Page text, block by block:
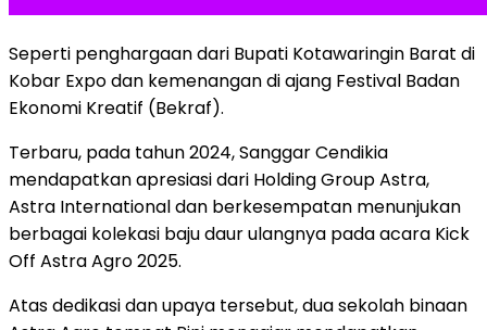
Seperti penghargaan dari Bupati Kotawaringin Barat di
Kobar Expo dan kemenangan di ajang Festival Badan
Ekonomi Kreatif (Bekraf).
Terbaru, pada tahun 2024, Sanggar Cendikia
mendapatkan apresiasi dari Holding Group Astra,
Astra International dan berkesempatan menunjukan
berbagai kolekasi baju daur ulangnya pada acara Kick
Off Astra Agro 2025.
Atas dedikasi dan upaya tersebut, dua sekolah binaan